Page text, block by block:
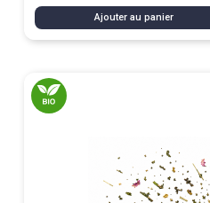
Ajouter au panier